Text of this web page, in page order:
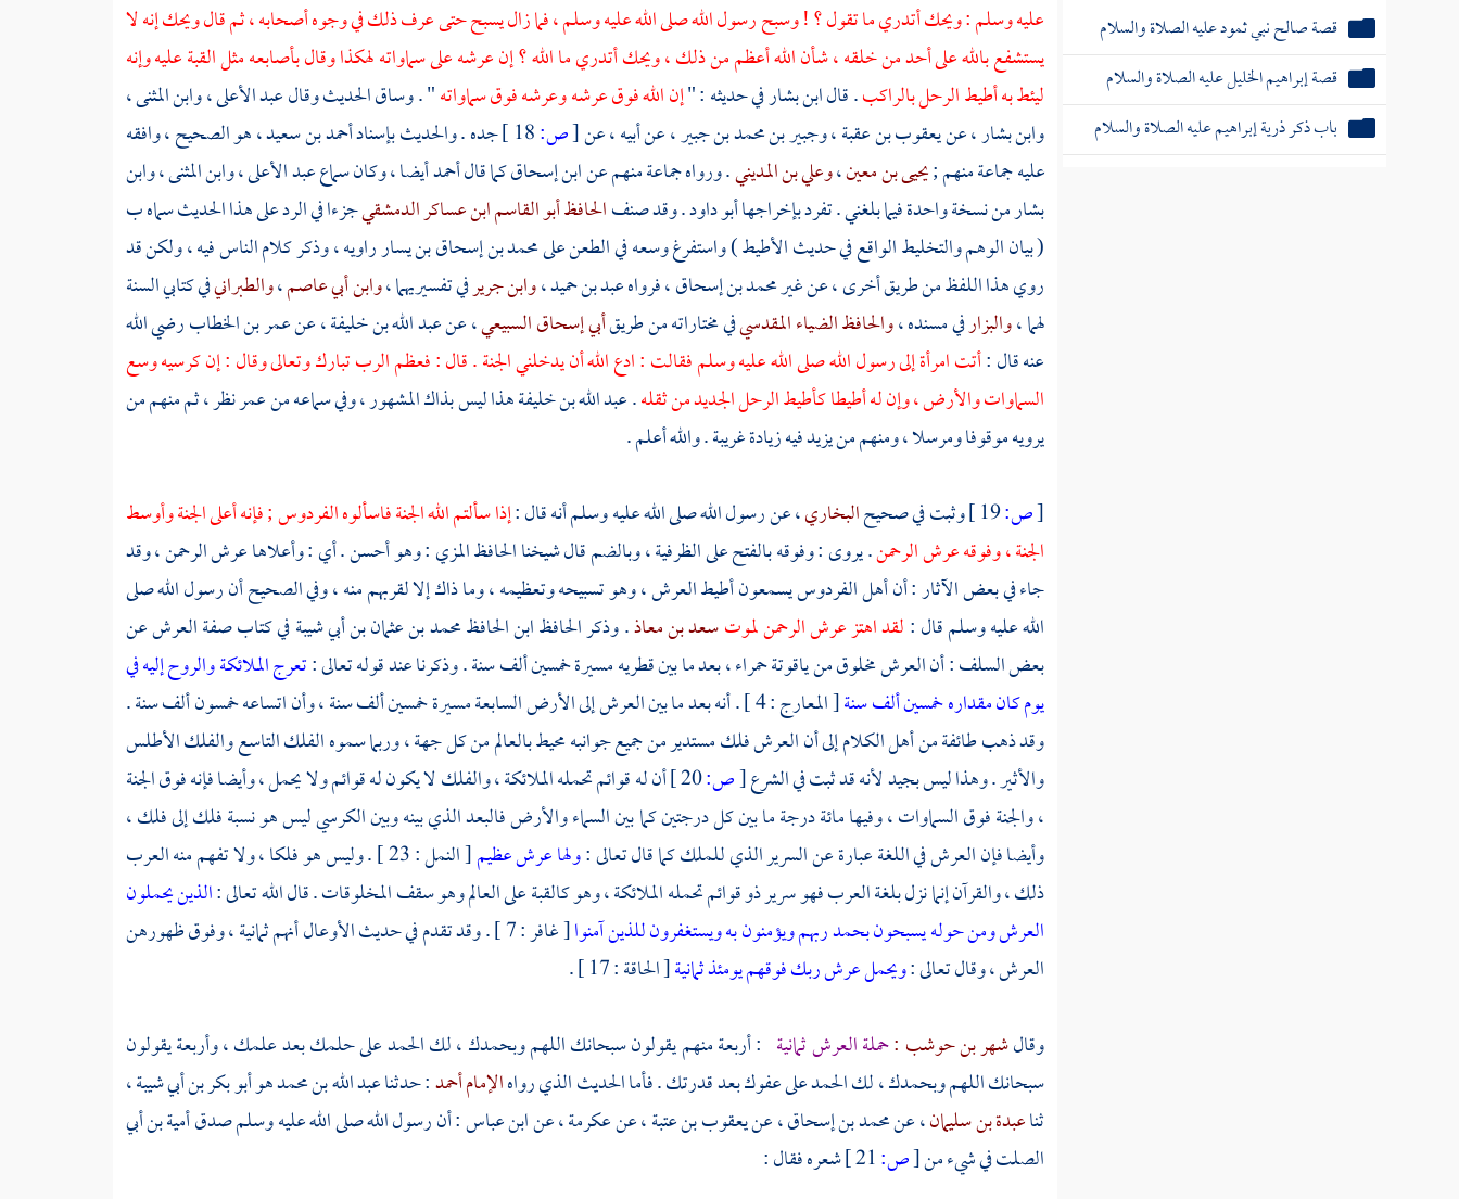
قصة صالح نبي ثمود عليه الصلاة والسلام
قصة إبراهيم الخليل عليه الصلاة والسلام
باب ذكر ذرية إبراهيم عليه الصلاة والسلام
عليه وسلم : ويحك أتدري ما تقول ؟ ! وسبح رسول الله صلى الله عليه وسلم ، فما زال يسبح حتى عرف ذلك في وجوه أصحابه ، ثم قال ويحك إنه لا
يستشفع بالله على أحد من خلقه ، شأن الله أعظم من ذلك ، ويحك أتدري ما الله ؟ إن عرشه على سماواته لهكذا وقال بأصابعه مثل القبة عليه وإنه
ليئط به أطيط الرحل بالراكب. قالابن بشارفي حديثه : "إن الله فوق عرشه وعرشه فوق سماواته" . وساق الحديث وقالعبد الأعلى،وابن المثنى،
وابن بشار، عنيعقوب بن عقبة،وجبير بن محمد بن جبير، عن أبيه ، عن[ص: جده . والحديث بإسنادأحمد بن سعيد، هو الصحيح ، وافقه
عليه جماعة منهم ;يحيى بن معين،وعلي بن المديني. ورواه جماعة منهم عنابن إسحاقكما قالأحمدأيضا ، وكان سماععبد الأعلى،وابن المثنى،وابن
بشارمن نسخة واحدة فيما بلغني . تفرد بإخراجهاأبو داود. وقد صنفالحافظ أبو القاسم ابن عساكر الدمشقيجزءا في الرد على هذا الحديث سماه ب
( بيان الوهم والتخليط الواقع في حديث الأطيط ) واستفرغ وسعه في الطعن علىمحمد بن إسحاق بن يسارراويه ، وذكر كلام الناس فيه ، ولكن قد
روي هذا اللفظ من طريق أخرى ، عن غيرمحمد بن إسحاق، فرواهعبد بن حميد،وابن جريرفي تفسيريهما ،وابن أبي عاصم،والطبرانيفي كتابي السنة
لهما ،والبزارفي مسنده ،والحافظ الضياء المقدسيفي مختاراته من طريقأبي إسحاق السبيعي، عنعبد الله بن خليفة، عنعمر بن الخطابرضي الله
عنه قال :أتت امرأة إلى رسول الله صلى الله عليه وسلم فقالت : ادع الله أن يدخلني الجنة . قال : فعظم الرب تبارك وتعالى وقال : إن كرسيه وسع
السماوات والأرض ، وإن له أطيطا كأطيط الرحل الجديد من ثقله.عبد الله بن خليفةهذا ليس بذاك المشهور ، وفي سماعه منعمرنظر ، ثم منهم من
يرويه موقوفا ومرسلا ، ومنهم من يزيد فيه زيادة غريبة . والله أعلم .
[ص: وثبت في صحيحالبخاري، عن رسول الله صلى الله عليه وسلم أنه قال :إذا سألتم الله الجنة فاسألوه الفردوس ; فإنه أعلى الجنة وأوسط
الجنة ، وفوقه عرش الرحمن. يروى : وفوقه بالفتح على الظرفية ، وبالضم قال شيخناالحافظ المزي: وهو أحسن . أي : وأعلاها عرش الرحمن ، وقد
جاء في بعض الآثار : أن أهل الفردوس يسمعون أطيط العرش ، وهو تسبيحه وتعظيمه ، وما ذاك إلا لقربهم منه ، وفي الصحيح أن رسول الله صلى
الله عليه وسلم قال :لقد اهتز عرش الرحمن لموتسعد بن معاذ. وذكرالحافظ ابن الحافظ محمد بن عثمان بن أبي شيبةفي كتاب صفة العرش عن
بعض السلف : أن العرش مخلوق من ياقوتة حمراء ، بعد ما بين قطريه مسيرة خمسين ألف سنة . وذكرنا عند قوله تعالى :تعرج الملائكة والروح إليه في
يوم كان مقداره خمسين ألف سنة
[ المعارج : 4 ] . أنه بعد ما بين العرش إلى الأرض السابعة مسيرة خمسين ألف سنة ، وأن اتساعه خمسون ألف سنة .
وقد ذهب طائفة من أهل الكلام إلى أن العرش فلك مستدير من جميع جوانبه محيط بالعالم من كل جهة ، وربما سموه الفلك التاسع والفلك الأطلس
والأثير . وهذا ليس بجيد لأنه قد ثبت في الشرع[ص:
أن له قوائم تحمله الملائكة ، والفلك لا يكون له قوائم ولا يحمل ، وأيضا فإنه فوق الجنة
، والجنة فوق السماوات ، وفيها مائة درجة ما بين كل درجتين كما بين السماء والأرض فالبعد الذي بينه وبين الكرسي ليس هو نسبة فلك إلى فلك ،
وأيضا فإن العرش في اللغة عبارة عن السرير الذي للملك كما قال تعالى :ولها عرش عظيم
[ النمل : 23 ] . وليس هو فلكا ، ولا تفهم منه العرب
ذلك ، والقرآن إنما نزل بلغة العرب فهو سرير ذو قوائم تحمله الملائكة ، وهو كالقبة على العالم وهو سقف المخلوقات . قال الله تعالى :الذين يحملون
العرش ومن حوله يسبحون بحمد ربهم ويؤمنون به ويستغفرون للذين آمنوا
[ غافر : 7 ] . وقد تقدم في حديث الأوعال أنهم ثمانية ، وفوق ظهورهن
العرش ، وقال تعالى :ويحمل عرش ربك فوقهم يومئذ ثمانية[ الحاقة : 17 ] .
وقالشهر بن حوشب :حملة العرش ثمانية : أربعة منهم يقولون سبحانك اللهم وبحمدك ، لك الحمد على حلمك بعد علمك ، وأربعة يقولون
سبحانك اللهم وبحمدك ، لك الحمد على عفوك بعد قدرتك . فأما الحديث الذي رواهالإمام أحمد: حدثناعبد الله بن محمد هو أبو بكر بن أبي شيبة،
ثناعبدة بن سليمان، عنمحمد بن إسحاق، عنيعقوب بن عتبة، عنعكرمة، عنابن عباس: أن رسول الله صلى الله عليه وسلم صدقأمية بن أبي
الصلتفي شيء من[ص: شعره فقال :